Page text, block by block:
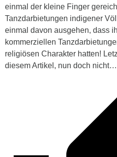
einmal der kleine Finger
Tanzdarbietungen indigener
einmal davon ausgehen, dass
kommerziellen
religiösen Charakter hatten!
diesem Artikel, nun doch nicht…